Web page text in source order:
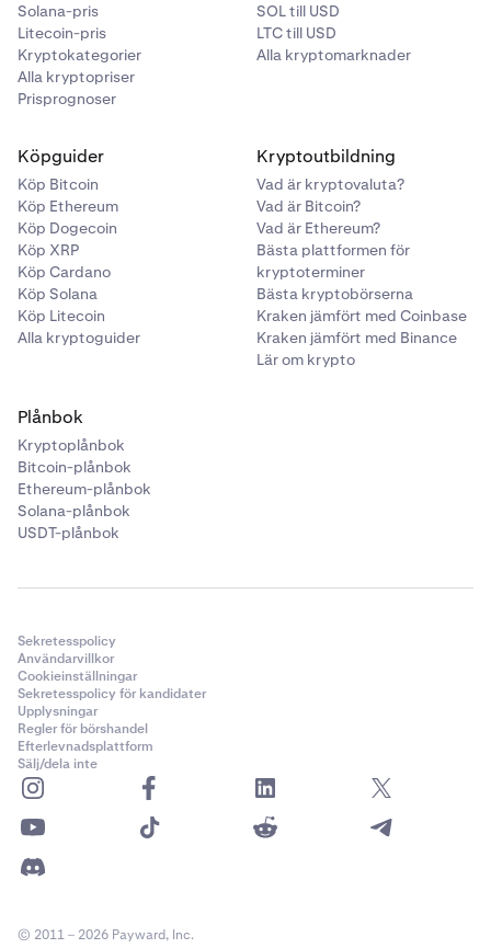
Solana-pris
Litecoin-pris
Kryptokategorier
Alla kryptopriser
Prisprognoser
SOL till USD
LTC till USD
Alla kryptomarknader
Köpguider
Köp Bitcoin
Köp Ethereum
Köp Dogecoin
Köp XRP
Köp Cardano
Köp Solana
Köp Litecoin
Alla kryptoguider
Kryptoutbildning
Vad är kryptovaluta?
Vad är Bitcoin?
Vad är Ethereum?
Bästa plattformen för
kryptoterminer
Bästa kryptobörserna
Kraken jämfört med Coinbase
Kraken jämfört med Binance
Lär om krypto
Plånbok
Kryptoplånbok
Bitcoin-plånbok
Ethereum-plånbok
Solana-plånbok
USDT-plånbok
Sekretesspolicy
Användarvillkor
Cookieinställningar
Sekretesspolicy för kandidater
Upplysningar
Regler för börshandel
Efterlevnadsplattform
Sälj/dela inte
© 2011 – 2026 Payward, Inc.